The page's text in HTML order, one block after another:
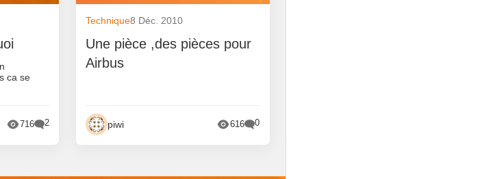
ca se
716 2
Technique8 Déc. 2010
Une pièce ,des pièces pour
Airbus
piwi 616 0